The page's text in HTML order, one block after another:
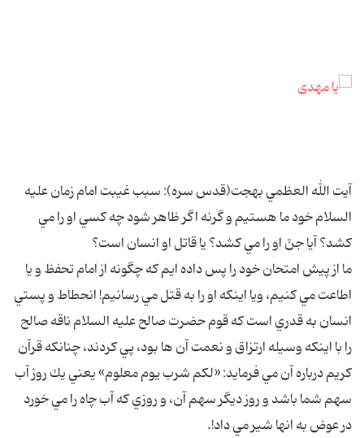
آيت الله العظمي بهجت(قدس سره): سبب غيبت امام زمان عليه
السلام خود ما هستيم و گرنه اگر ظاهر شود چه كسي او را مي
كشد؟ آيا جنّ او را مي كشد؟ يا قاتل او انسان است؟
ما از پيش امتحان خود را پس داده ايم كه چگونه از امام تحفظ و يا
اطاعت مي كنيم، ويا اينكه او را به قتل مي رسانيم! انحطاط و پستي
انسان به قدري است كه قوم حضرت صالح عليه السلام ناقه صالح
را با اينكه وسيله ارتزاق و نعمت آن ها بود، پي كردند، چنانكه قرآن
كريم درباره آن مي فرمايد: «لكم شرب يوم معلوم» يعني يك روز آب
سهم شما باشد و روز ديگر سهم آن، و روزي كه آب چاه را مي خورد
در عوض به انها شير مي داد!.